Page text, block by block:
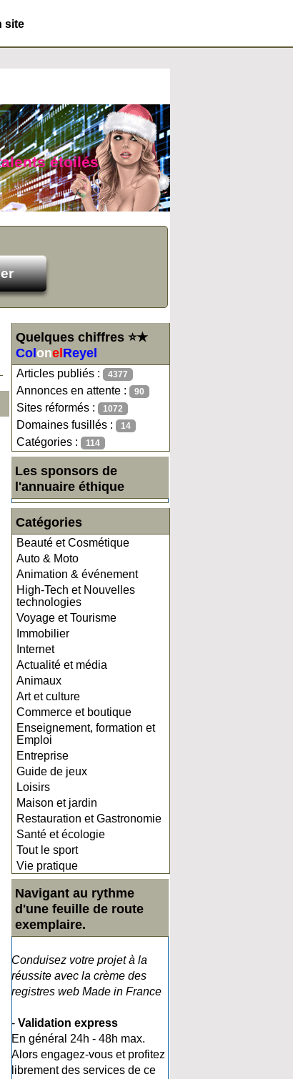
site
étoilés
Quelques chiffres ⭐★
Col onel Reyel
Articles publiés : 4377
Annonces en attente : 90
Sites réformés : 1072
Domaines fusillés : 14
Catégories : 114
Les sponsors de
l'annuaire éthique
Catégories
Beauté et Cosmétique
Auto & Moto
Animation & événement
High-Tech et Nouvelles
technologies
Voyage et Tourisme
Immobilier
Internet
Actualité et média
Animaux
Art et culture
Commerce et boutique
Enseignement, formation et
Emploi
Entreprise
Guide de jeux
Loisirs
Maison et jardin
Restauration et Gastronomie
Santé et écologie
Tout le sport
Vie pratique
Navigant au rythme
d'une feuille de route
exemplaire.
Conduisez votre projet à la
réussite avec la crème des
registres web Made in France
- Validation express
En général 24h - 48h max.
Alors engagez-vous et profitez
librement des services de ce